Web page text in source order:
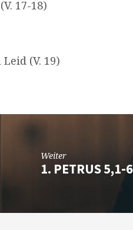
17-18)
(V. 19)
Weiter
1. PETRUS 5,1-6